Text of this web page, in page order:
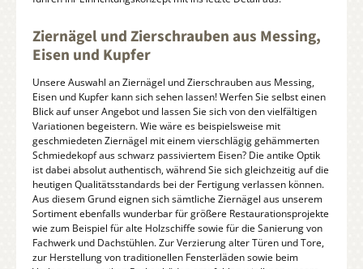
Ziernägel und Zierschrauben aus Messing,
Eisen und Kupfer
Unsere Auswahl an Ziernägel und Zierschrauben aus Messing,
Eisen und Kupfer kann sich sehen lassen! Werfen Sie selbst einen
Blick auf unser Angebot und lassen Sie sich von den vielfältigen
Variationen begeistern. Wie wäre es beispielsweise mit
geschmiedeten Ziernägel mit einem vierschlägig gehämmerten
Schmiedekopf aus schwarz passiviertem Eisen? Die antike Optik
ist dabei absolut authentisch, während Sie sich gleichzeitig auf die
heutigen Qualitätsstandards bei der Fertigung verlassen können.
Aus diesem Grund eignen sich sämtliche Ziernägel aus unserem
Sortiment ebenfalls wunderbar für größere Restaurationsprojekte
wie zum Beispiel für alte Holzschiffe sowie für die Sanierung von
Fachwerk und Dachstühlen. Zur Verzierung alter Türen und Tore,
zur Herstellung von traditionellen Fensterläden sowie beim